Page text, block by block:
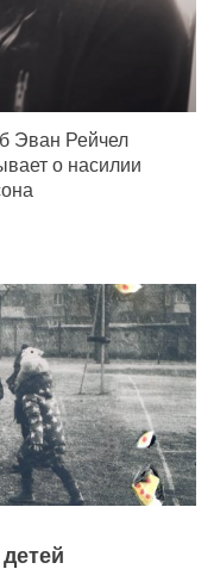
Эван Рейчел
о насилии